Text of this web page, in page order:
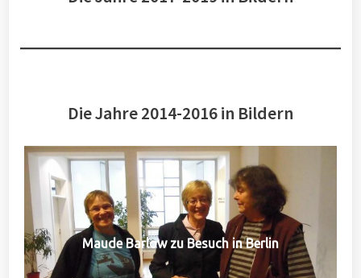
Die Jahre 2014-2016 in Bildern
Maude Barlow zu Besuch in Berlin